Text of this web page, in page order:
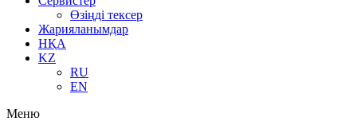
Өзіңді тексер
Жарияланымдар
НҚА
KZ
RU
EN
Меню